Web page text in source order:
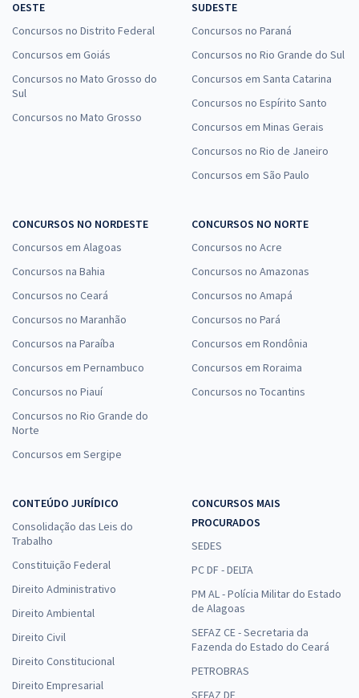
candidato precisa dedicar a sua rotina de estudo a todos os
merece uma atenção especial, a vantagem é que não são
desperdiçados tempo e esforço estudando uma matéria que
pode nem ser abordada durante as provas.
Na parte de informática, a banca é considerada uma das mais
fáceis, com abordagens simples. A respeito das questões de
Direito, são cobrados conhecimentos literais das leis,
Estude por questões de concursos da banca
Uma das maneiras mais eficazes de se preparar para as
concurso . Solucionar os testes e as dissertativas permite que
você conheça a banca e a maneira como os assuntos são
abordados.
Além disso, é possível colocar em prática tudo o que foi
aprendido ao longo da rotina de estudos e entender em qual
assunto há uma dificuldade maior ou menor. Com isso, fica
mais fácil analisar o que merece uma dedicação e preparação
a mais.
ainda mais as chances de alcançar o seu sucesso profissional
e a tão sonhada vaga em instituições e órgãos públicos. O
Gran, por exemplo, oferece qualidade e o máximo de suporte
para os interessados em se tornarem servidores.
São videoaulas, apostilas e materiais de apoio desenvolvidos
por profissionais e especialistas de alta qualidade. Desta
maneira, fica ainda mais fácil estudar e se preparar para o
certame, seja ele Vunesp ou de qualquer outra banca
organizadora.
OESTE
Concursos no Distrito Federal
Concursos em Goiás
Concursos no Mato Grosso do
Sul
Concursos no Mato Grosso
SUDESTE
Concursos no Paraná
Concursos no Rio Grande do Sul
Concursos em Santa Catarina
Concursos no Espírito Santo
Concursos em Minas Gerais
Concursos no Rio de Janeiro
Concursos em São Paulo
CONCURSOS NO NORDESTE
Concursos em Alagoas
Concursos na Bahia
Concursos no Ceará
Concursos no Maranhão
Concursos na Paraíba
Concursos em Pernambuco
Concursos no Piauí
Concursos no Rio Grande do
Norte
Concursos em Sergipe
CONCURSOS NO NORTE
Concursos no Acre
Concursos no Amazonas
Concursos no Amapá
Concursos no Pará
Concursos em Rondônia
Concursos em Roraima
Concursos no Tocantins
CONTEÚDO JURÍDICO
Consolidação das Leis do
Trabalho
Constituição Federal
Direito Administrativo
Direito Ambiental
Direito Civil
Direito Constitucional
Direito Empresarial
CONCURSOS MAIS
PROCURADOS
SEDES
PC DF - DELTA
PM AL - Polícia Militar do Estado
de Alagoas
SEFAZ CE - Secretaria da
Fazenda do Estado do Ceará
PETROBRAS
SEFAZ DF